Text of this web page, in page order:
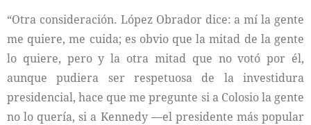
“Otra consideración. López Obrador dice: a mí la gente
me quiere, me cuida; es obvio que la mitad de la gente
lo quiere, pero y la otra mitad que no votó por él,
aunque pudiera ser respetuosa de la investidura
presidencial, hace que me pregunte si a Colosio la gente
no lo quería, si a Kennedy —el presidente más popular